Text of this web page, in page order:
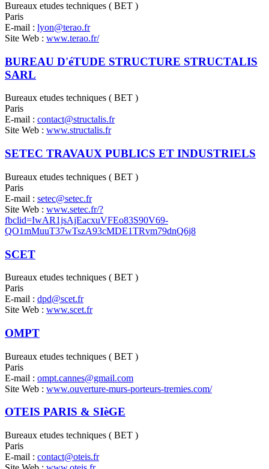
Bureaux etudes techniques ( BET )
Paris
E-mail : lyon@terao.fr
Site Web : www.terao.fr/
BUREAU D'éTUDE STRUCTURE STRUCTALIS
SARL
Bureaux etudes techniques ( BET )
Paris
E-mail : contact@structalis.fr
Site Web : www.structalis.fr
SETEC TRAVAUX PUBLICS ET INDUSTRIELS
Bureaux etudes techniques ( BET )
Paris
E-mail : setec@setec.fr
Site Web : www.setec.fr/?
fbclid=IwAR1jsAjEacxuVFEo83S90V69-
QO1mMuuT37wTszA93cMDE1TRvm79dnQ6j8
SCET
Bureaux etudes techniques ( BET )
Paris
E-mail : dpd@scet.fr
Site Web : www.scet.fr
OMPT
Bureaux etudes techniques ( BET )
Paris
E-mail : ompt.cannes@gmail.com
Site Web : www.ouverture-murs-porteurs-tremies.com/
OTEIS PARIS & SIèGE
Bureaux etudes techniques ( BET )
Paris
E-mail : contact@oteis.fr